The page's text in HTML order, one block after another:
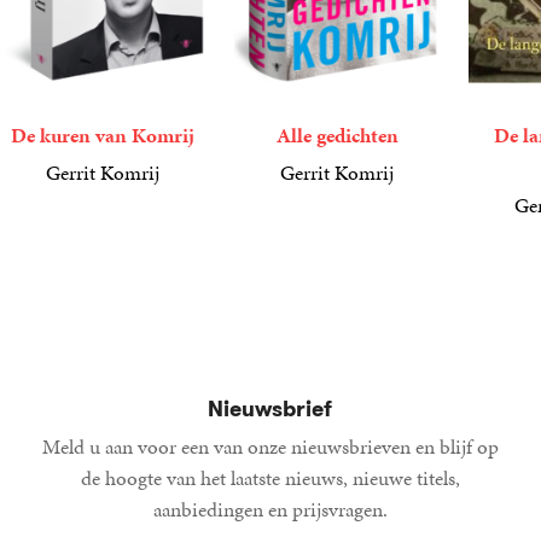
De kuren van Komrij
Gerrit Komrij
Alle gedichten
Gerrit Komrij
De
Nieuwsbrief
Meld u aan voor een van onze nieuwsbrieven en blijf op
de hoogte van het laatste nieuws, nieuwe titels,
aanbiedingen en prijsvragen.